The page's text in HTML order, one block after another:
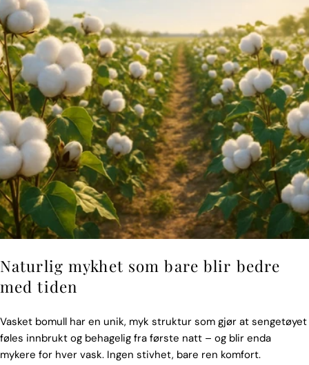
Naturlig mykhet som bare blir bedre
med tiden
Vasket bomull har en unik, myk struktur som gjør at sengetøyet
føles innbrukt og behagelig fra første natt – og blir enda
mykere for hver vask. Ingen stivhet, bare ren komfort.